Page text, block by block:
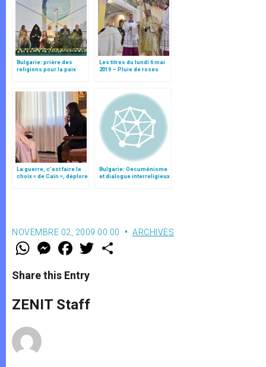
Bulgarie: prière des
religions pour la paix
(texte complet)
Les titres du lundi 6 mai
2019 – Pluie de roses
La guerre, c’est faire le
choix « de Caïn », déplore
Bulgarie: Oecuménisme
et dialogue interreligieux
NOVEMBRE 02, 2009 00:00 ARCHIVES
W
t
s
p
p
M
e
s
e
g
e
F
a
e
b
o
k
w
Share this Entry
ZENIT Staff